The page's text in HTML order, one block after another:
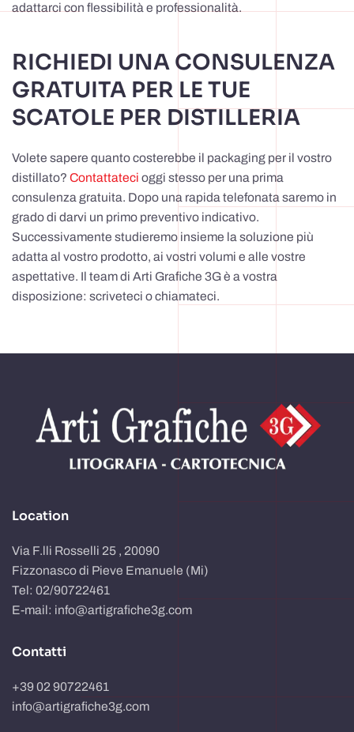
adattarci con flessibilità e professionalità.
RICHIEDI UNA CONSULENZA
GRATUITA PER LE TUE
SCATOLE PER DISTILLERIA
Volete sapere quanto costerebbe il packaging per il vostro
distillato? Contattateci oggi stesso per una prima
consulenza gratuita. Dopo una rapida telefonata saremo in
grado di darvi un primo preventivo indicativo.
Successivamente studieremo insieme la soluzione più
adatta al vostro prodotto, ai vostri volumi e alle vostre
aspettative. Il team di Arti Grafiche 3G è a vostra
disposizione: scriveteci o chiamateci.
Location
Via F.lli Rosselli 25 , 20090
Fizzonasco di Pieve Emanuele (Mi)
Tel: 02/90722461
E-mail: info@artigrafiche3g.com
Contatti
+39 02 90722461
info@artigrafiche3g.com